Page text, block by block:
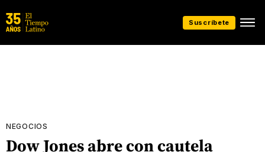
Suscríbete
NEGOCIOS
Dow Jones abre con cautela